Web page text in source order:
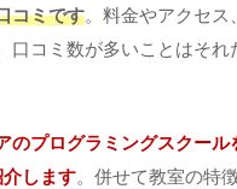
コミです。料金やアクセス
口コミ数が多いことはそれ
のプログラミングスクール
します。併せて教室の特